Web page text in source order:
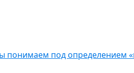
понимаем под определением